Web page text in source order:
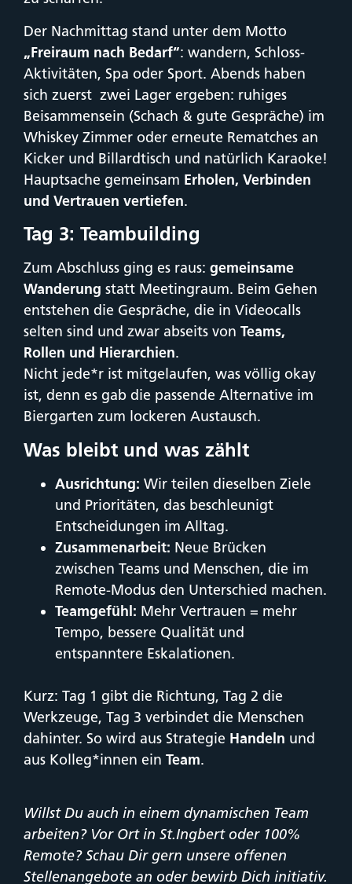
Der Nachmittag stand unter dem Motto
„Freiraum nach Bedarf“: wandern, Schloss-
Aktivitäten, Spa oder Sport. Abends haben
sich zuerst zwei Lager ergeben: ruhiges
Beisammensein (Schach & gute Gespräche) im
Whiskey Zimmer oder erneute Rematches an
Kicker und Billardtisch und natürlich Karaoke!
Hauptsache gemeinsam Erholen, Verbinden
und Vertrauen vertiefen.
Tag 3: Teambuilding
Zum Abschluss ging es raus: gemeinsame
Wanderung statt Meetingraum. Beim Gehen
entstehen die Gespräche, die in Videocalls
selten sind und zwar abseits von Teams,
Rollen und Hierarchien.
Nicht jede*r ist mitgelaufen, was völlig okay
ist, denn es gab die passende Alternative im
Biergarten zum lockeren Austausch.
Was bleibt und was zählt
Ausrichtung: Wir teilen dieselben Ziele
und Prioritäten, das beschleunigt
Entscheidungen im Alltag.
Zusammenarbeit: Neue Brücken
zwischen Teams und Menschen, die im
Remote-Modus den Unterschied machen.
Teamgefühl: Mehr Vertrauen = mehr
Tempo, bessere Qualität und
entspanntere Eskalationen.
Kurz: Tag 1 gibt die Richtung, Tag 2 die
Werkzeuge, Tag 3 verbindet die Menschen
dahinter. So wird aus Strategie Handeln und
aus Kolleg*innen ein Team.
Willst Du auch in einem dynamischen Team
arbeiten? Vor Ort in St.Ingbert oder 100%
Remote? Schau Dir gern unsere offenen
Stellenangebote an oder bewirb Dich initiativ.